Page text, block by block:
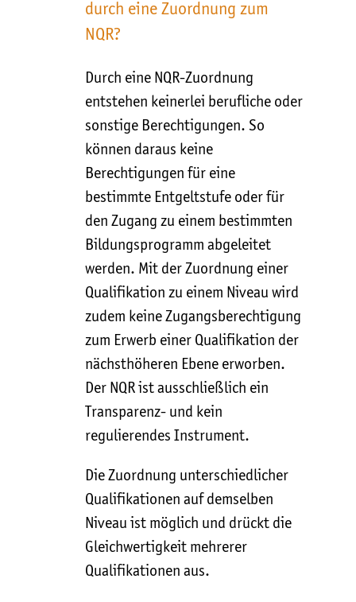
durch eine Zuordnung zum
NQR?
Durch eine NQR-Zuordnung
entstehen keinerlei berufliche oder
sonstige Berechtigungen. So
können daraus keine
Berechtigungen für eine
bestimmte Entgeltstufe oder für
den Zugang zu einem bestimmten
Bildungsprogramm abgeleitet
werden. Mit der Zuordnung einer
Qualifikation zu einem Niveau wird
zudem keine Zugangsberechtigung
zum Erwerb einer Qualifikation der
nächsthöheren Ebene erworben.
Der NQR ist ausschließlich ein
Transparenz- und kein
regulierendes Instrument.
Die Zuordnung unterschiedlicher
Qualifikationen auf demselben
Niveau ist möglich und drückt die
Gleichwertigkeit mehrerer
Qualifikationen aus.